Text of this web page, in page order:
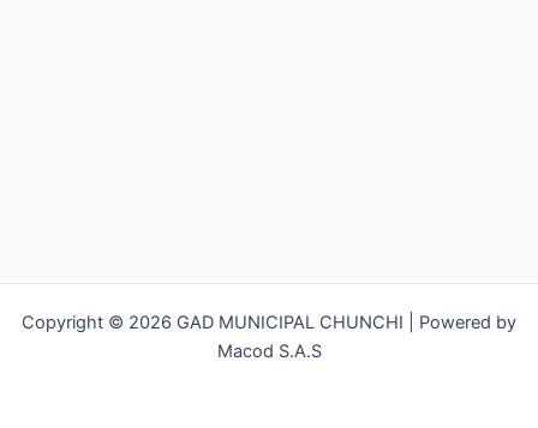
Copyright © 2026 GAD MUNICIPAL CHUNCHI | Powered by
Macod S.A.S